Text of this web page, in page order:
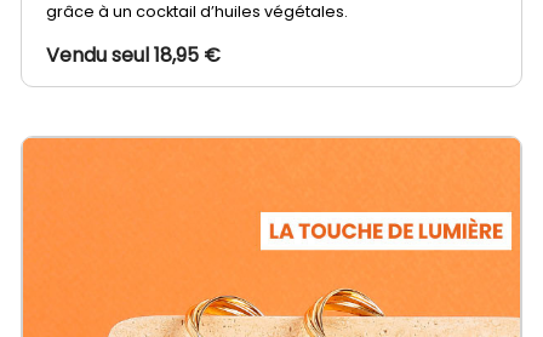
grâce à un cocktail d’huiles végétales.
Vendu seul 18,95 €